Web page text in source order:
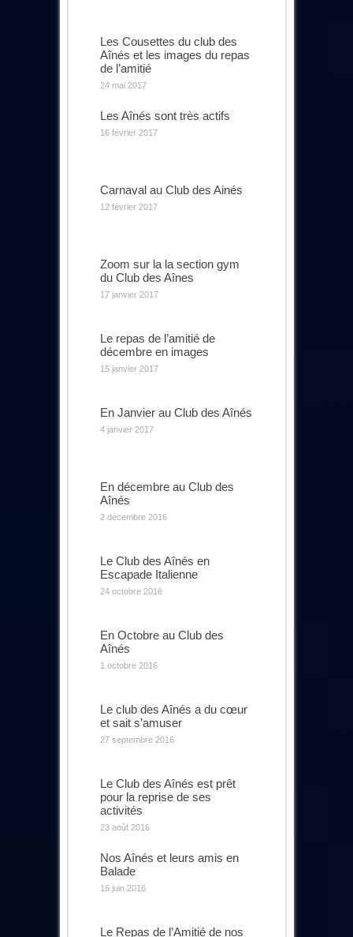
Les Cousettes du club des
Aînés et les images du repas
de l’amitié
24 mai 2017
Les Aînés sont très actifs
16 février 2017
Carnaval au Club des Ainés
12 février 2017
Zoom sur la la section gym
du Club des Aînes
17 janvier 2017
Le repas de l’amitié de
décembre en images
15 janvier 2017
En Janvier au Club des Aînés
4 janvier 2017
En décembre au Club des
Aînés
2 décembre 2016
Le Club des Aînés en
Escapade Italienne
24 octobre 2016
En Octobre au Club des
Aînés
1 octobre 2016
Le club des Aînés a du cœur
et sait s’amuser
27 septembre 2016
Le Club des Aînés est prêt
pour la reprise de ses
activités
23 août 2016
Nos Aînés et leurs amis en
Balade
16 juin 2016
Le Repas de l’Amitié de nos